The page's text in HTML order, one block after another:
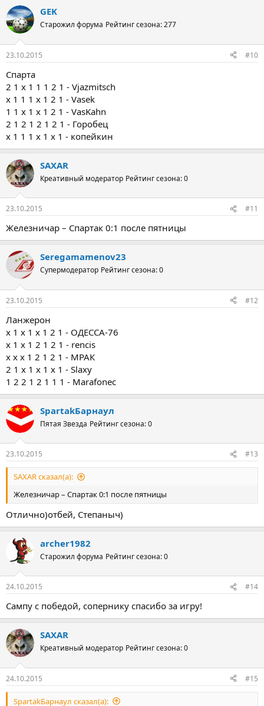
GEK
Старожил форума Рейтинг сезона: 277
23.10.2015 #10
Спарта
2 1 х 1 1 1 2 1 - Vjazmitsch
x 1 1 1 х 1 2 1 - Vasek
1 1 х 1 х 1 2 1 - VasKahn
2 1 2 1 2 1 2 1 - Горобец
х 1 1 1 х 1 х 1 - копейкин
SAXAR
Креативный модератор Рейтинг сезона: 0
23.10.2015 #11
Железничар – Спартак 0:1 после пятницы
Seregamamenov23
Супермодератор Рейтинг сезона: 0
23.10.2015 #12
Ланжерон
х 1 х 1 х 1 2 1 - ОДЕССА-76
x 1 x 1 2 1 2 1 - rencis
х х х 1 2 1 2 1 - МРАК
2 1 х 1 х 1 х 1 - Slaxy
1 2 2 1 2 1 1 1 - Marafonec
SpartakБарнаул
Пятая Звезда Рейтинг сезона: 0
23.10.2015 #13
SAXAR сказал(а):
Железничар – Спартак 0:1 после пятницы
Отлично)отбей, Степаныч)
archer1982
Старожил форума Рейтинг сезона: 0
24.10.2015 #14
Сампу с победой, сопернику спасибо за игру!
SAXAR
Креативный модератор Рейтинг сезона: 0
24.10.2015 #15
SpartakБарнаул сказал(а):